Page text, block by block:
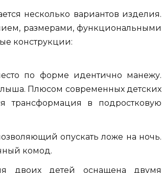
несколько вариантов изделия.
размерами, функциональными
конструкции:
по форме идентично манежу.
Плюсом современных детских
трансформация в подростковую
опускать ложе на ночь.
комод.
двоих детей оснащена двумя